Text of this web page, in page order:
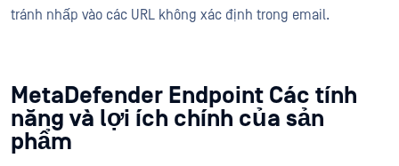
tránh nhấp vào các URL không xác định trong email.
MetaDefender Endpoint Các tính
năng và lợi ích chính của sản
phẩm